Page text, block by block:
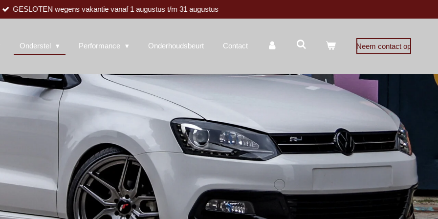
GESLOTEN wegens vakantie vanaf 1 augustus t/m 31 augustus
Onderstel Performance Onderhoudsbeurt Contact Neem contact op